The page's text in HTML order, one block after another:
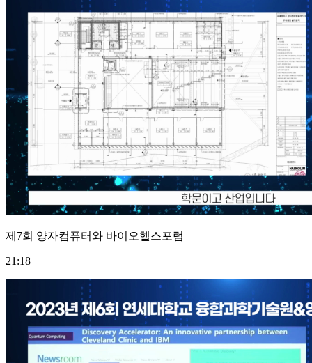
제7회 양자컴퓨터와 바이오헬스포럼
21:18